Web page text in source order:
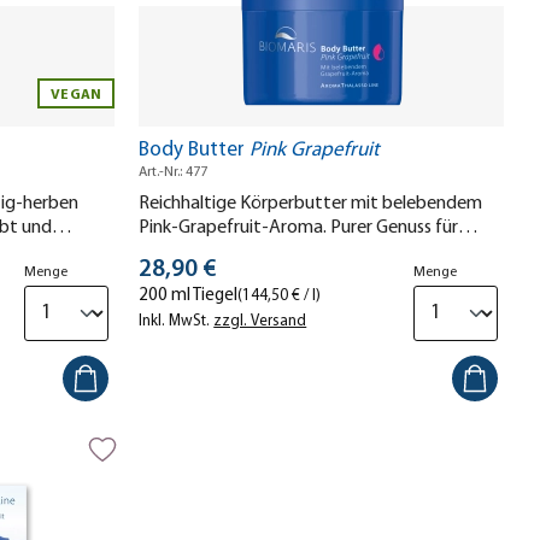
VEGAN
herben
und
Menge
Body Butter Pink Grapefruit
Art.-Nr.: 477
Reichhaltige Körperbutter mit belebendem
Pink-Grapefruit-Aroma. Purer Genuss für
Stückpreis
28,90 €
200 ml Tiegel(144,50 € / l)
Inkl. MwSt. zzgl. Versand
Menge